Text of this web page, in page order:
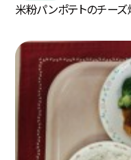
米粉パンポテトのチー